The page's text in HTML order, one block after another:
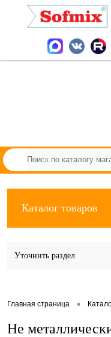
Каталог товаров
Уточнить раздел
Главная страница •
Не